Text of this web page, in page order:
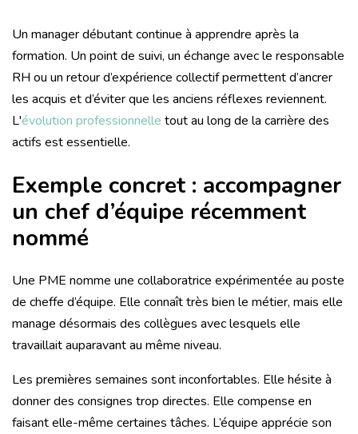
Un manager débutant continue à apprendre après la
formation. Un point de suivi, un échange avec le responsable
RH ou un retour d’expérience collectif permettent d’ancrer
les acquis et d’éviter que les anciens réflexes reviennent.
L'évolution professionnelle tout au long de la carrière des
actifs est essentielle.
Exemple concret : accompagner
un chef d’équipe récemment
nommé
Une PME nomme une collaboratrice expérimentée au poste
de cheffe d’équipe. Elle connaît très bien le métier, mais elle
manage désormais des collègues avec lesquels elle
travaillait auparavant au même niveau.
Les premières semaines sont inconfortables. Elle hésite à
donner des consignes trop directes. Elle compense en
faisant elle-même certaines tâches. L’équipe apprécie son